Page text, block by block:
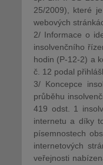
25/2009), které
webových
2/ Informace o
insolvenčního
hodin (P-12-2) a
č. 12 podal
3/ Koncepce
průběhu
419 odst. 1
internetu a díky
písemnostech
internetových
veřejnosti